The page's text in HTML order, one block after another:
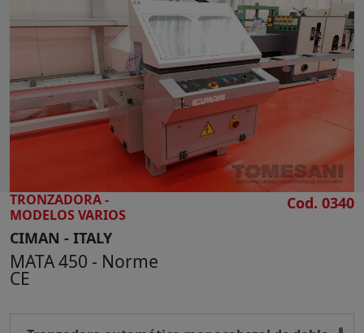
Diámetro de la boca de aspiración 150 mm
Banco de rodillos de entrada 2000 mm
Banco de rodillos de salida 2000 mm
Peso kg 350
TRONZADORA -
MODELOS VARIOS
CIMAN - ITALY
MATA 450 - Norme
CE
Cod. 0340